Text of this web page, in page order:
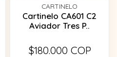
CARTINELO
Cartinelo CA601 C2
Aviador Tres P..
$180.000 COP